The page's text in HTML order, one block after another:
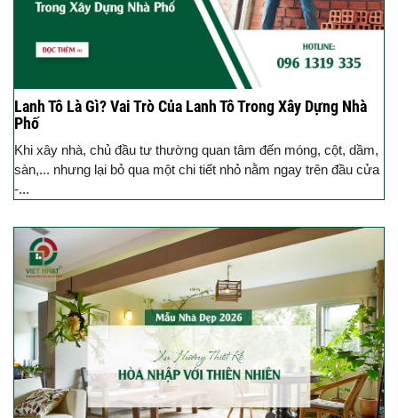
Lanh Tô Là Gì? Vai Trò Của Lanh Tô Trong Xây Dựng Nhà
Phố
Khi xây nhà, chủ đầu tư thường quan tâm đến móng, cột, dầm,
sàn,... nhưng lại bỏ qua một chi tiết nhỏ nằm ngay trên đầu cửa
-...